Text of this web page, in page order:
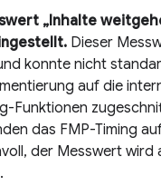
„Inhalte
Dieser
konnte nicht
auf die
Funktionen
das FMP-Timing
der Messwert wird